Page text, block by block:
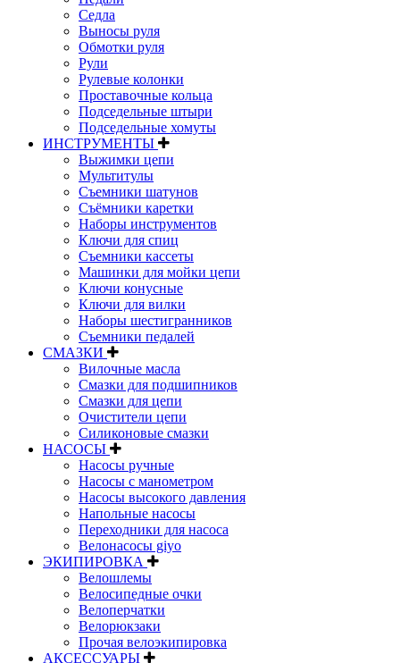
Седла
Выносы руля
Обмотки руля
Рули
Рулевые колонки
Проставочные кольца
Подседельные штыри
Подседельные хомуты
ИНСТРУМЕНТЫ
Выжимки цепи
Мультитулы
Съемники шатунов
Съёмники каретки
Наборы инструментов
Ключи для спиц
Съемники кассеты
Машинки для мойки цепи
Ключи конусные
Ключи для вилки
Наборы шестигранников
Съемники педалей
СМАЗКИ
Вилочные масла
Смазки для подшипников
Смазки для цепи
Очистители цепи
Силиконовые смазки
НАСОСЫ
Насосы ручные
Насосы с манометром
Насосы высокого давления
Напольные насосы
Переходники для насоса
Велонасосы giyo
ЭКИПИРОВКА
Велошлемы
Велосипедные очки
Велоперчатки
Велорюкзаки
Прочая велоэкипировка
АКСЕССУАРЫ